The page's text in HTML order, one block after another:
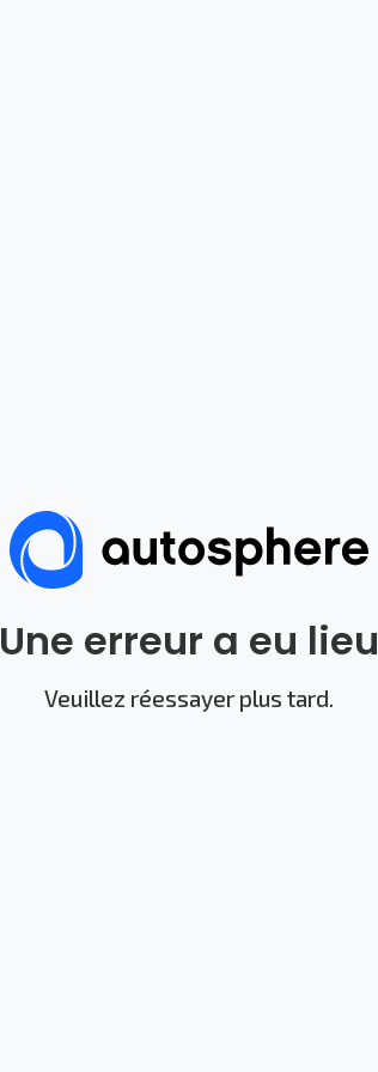
Une erreur a eu lieu
Veuillez réessayer plus tard.